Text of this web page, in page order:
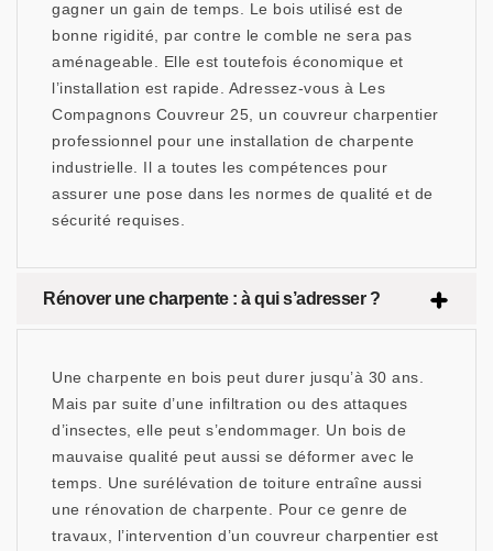
gagner un gain de temps. Le bois utilisé est de
bonne rigidité, par contre le comble ne sera pas
aménageable. Elle est toutefois économique et
l’installation est rapide. Adressez-vous à Les
Compagnons Couvreur 25, un couvreur charpentier
professionnel pour une installation de charpente
industrielle. Il a toutes les compétences pour
assurer une pose dans les normes de qualité et de
sécurité requises.
Rénover une charpente : à qui s’adresser ?
Une charpente en bois peut durer jusqu’à 30 ans.
Mais par suite d’une infiltration ou des attaques
d’insectes, elle peut s’endommager. Un bois de
mauvaise qualité peut aussi se déformer avec le
temps. Une surélévation de toiture entraîne aussi
une rénovation de charpente. Pour ce genre de
travaux, l’intervention d’un couvreur charpentier est